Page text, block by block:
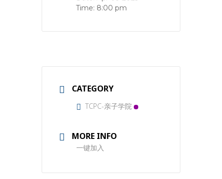
Time: 8:00 pm
CATEGORY
TCPC-亲子学院
MORE INFO
一键加入